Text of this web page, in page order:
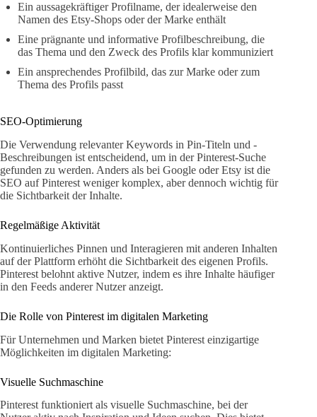
Ein aussagekräftiger Profilname, der idealerweise den
Namen des Etsy-Shops oder der Marke enthält
Eine prägnante und informative Profilbeschreibung, die
das Thema und den Zweck des Profils klar kommuniziert
Ein ansprechendes Profilbild, das zur Marke oder zum
Thema des Profils passt
SEO-Optimierung
Die Verwendung relevanter Keywords in Pin-Titeln und -
Beschreibungen ist entscheidend, um in der Pinterest-Suche
gefunden zu werden. Anders als bei Google oder Etsy ist die
SEO auf Pinterest weniger komplex, aber dennoch wichtig für
die Sichtbarkeit der Inhalte.
Regelmäßige Aktivität
Kontinuierliches Pinnen und Interagieren mit anderen Inhalten
auf der Plattform erhöht die Sichtbarkeit des eigenen Profils.
Pinterest belohnt aktive Nutzer, indem es ihre Inhalte häufiger
in den Feeds anderer Nutzer anzeigt.
Die Rolle von Pinterest im digitalen Marketing
Für Unternehmen und Marken bietet Pinterest einzigartige
Möglichkeiten im digitalen Marketing:
Visuelle Suchmaschine
Pinterest funktioniert als visuelle Suchmaschine, bei der